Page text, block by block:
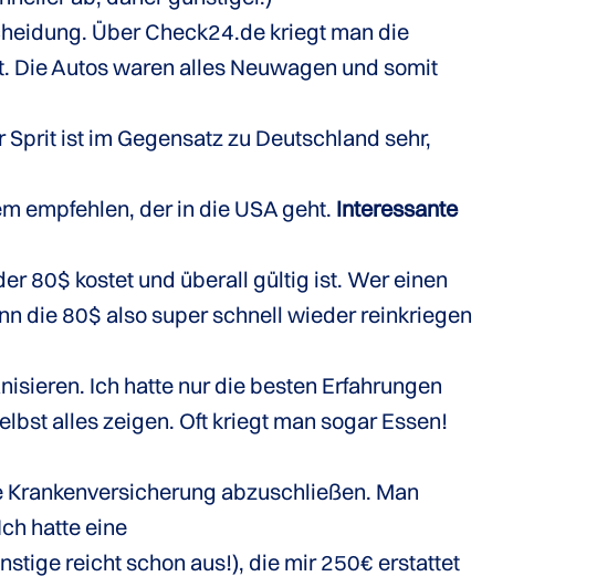
Über Check24.de kriegt man die
Die Autos waren alles Neuwagen und somit
ist im Gegensatz zu Deutschland sehr,
empfehlen, der in die USA geht. Interessante
80$ kostet und überall gültig ist. Wer einen
die 80$ also super schnell wieder reinkriegen
Ich hatte nur die besten Erfahrungen
alles zeigen. Oft kriegt man sogar Essen!
abzuschließen. Man
hatte eine
reicht schon aus!), die mir 250€ erstattet